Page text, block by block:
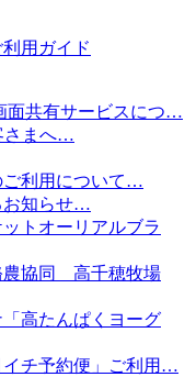
利用ガイド
面共有サービスにつ…
さまへ…
ご利用について…
お知らせ…
トオーリアルブラ
農協同 高千穂牧場
「高たんぱくヨーグ
イチ予約便」ご利用…